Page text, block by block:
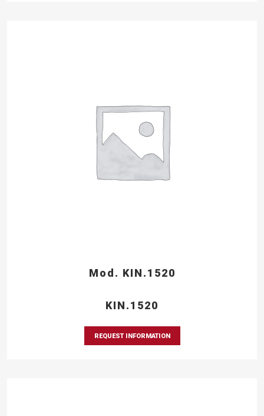
Mod. KIN.1520
KIN.1520
REQUEST INFORMATION